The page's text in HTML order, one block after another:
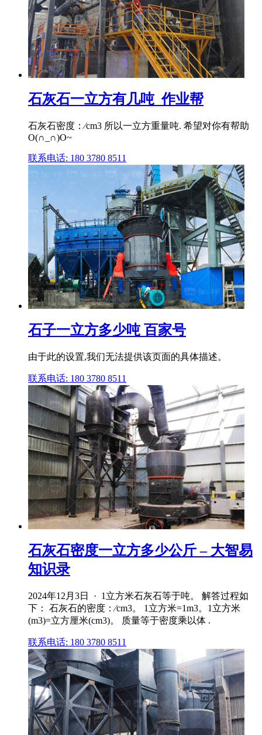
石灰石一立方有几吨_作业帮
石灰石密度：∕cm3 所以一立方重量吨. 希望对你有帮助
O(∩_∩)O~
联系电话: 180 3780 8511
石子一立方多少吨 百家号
由于此的设置,我们无法提供该页面的具体描述。
联系电话: 180 3780 8511
石灰石密度一立方多少公斤 – 大智易
知识录
2024年12月3日 · 1立方米石灰石等于吨。 解答过程如
下： 石灰石的密度：∕cm3。 1立方米=1m3。1立方米
(m3)=立方厘米(cm3)。 质量等于密度乘以体 .
联系电话: 180 3780 8511